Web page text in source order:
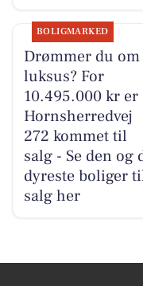
BOLIGMARKED
Drømmer du om
luksus? For
10.495.000 kr er
Hornsherredvej
272 kommet til
salg - Se den og
dyreste boliger
salg her